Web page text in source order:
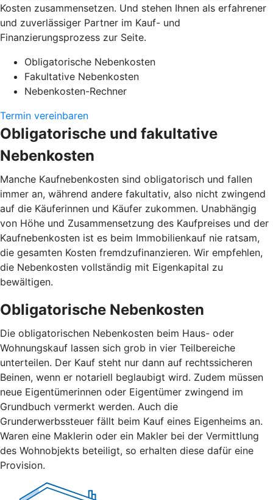
Kosten zusammensetzen. Und stehen Ihnen als erfahrener
und zuverlässiger Partner im Kauf- und
Finanzierungsprozess zur Seite.
Obligatorische Nebenkosten
Fakultative Nebenkosten
Nebenkosten-Rechner
Termin vereinbaren
Obligatorische und fakultative
Nebenkosten
Manche Kaufnebenkosten sind obligatorisch und fallen
immer an, während andere fakultativ, also nicht zwingend
auf die Käuferinnen und Käufer zukommen. Unabhängig
von Höhe und Zusammensetzung des Kaufpreises und der
Kaufnebenkosten ist es beim Immobilienkauf nie ratsam,
die gesamten Kosten fremdzufinanzieren. Wir empfehlen,
die Nebenkosten vollständig mit Eigenkapital zu
bewältigen.
Obligatorische Nebenkosten
Die obligatorischen Nebenkosten beim Haus- oder
Wohnungskauf lassen sich grob in vier Teilbereiche
unterteilen. Der Kauf steht nur dann auf rechtssicheren
Beinen, wenn er notariell beglaubigt wird. Zudem müssen
neue Eigentümerinnen oder Eigentümer zwingend im
Grundbuch vermerkt werden. Auch die
Grunderwerbssteuer fällt beim Kauf eines Eigenheims an.
Waren eine Maklerin oder ein Makler bei der Vermittlung
des Wohnobjekts beteiligt, so erhalten diese dafür eine
Provision.